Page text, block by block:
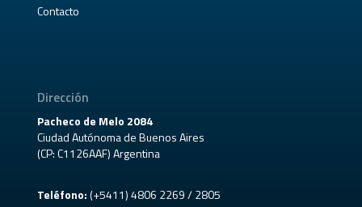
Contacto
Dirección
Pacheco de Melo 2084
Ciudad Autónoma de Buenos Aires
(CP: C1126AAF) Argentina
Teléfono:(+5411) 4806 2269 / 2805